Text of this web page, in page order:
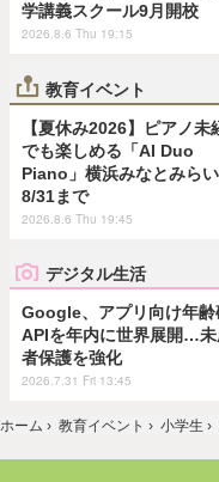
学講義スクール9月開校
2026.8.6 Thu 19:15
教育イベント
【夏休み2026】ピアノ未
でも楽しめる「AI Duo
Piano」横浜みなとみらい
8/31まで
2026.8.6 Thu 19:45
デジタル生活
Google、アプリ向け年齢
APIを年内に世界展開…未
者保護を強化
2026.7.31 Fri 13:45
ホーム › 教育イベント › 小学生 ›